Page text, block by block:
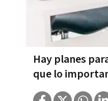
Hay planes
que lo